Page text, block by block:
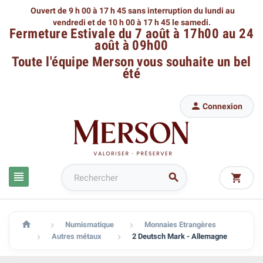
Ouvert de 9 h 00 à 17 h 45 sans interruption du lundi au
vendredi et de 10 h 00 à 17 h 45 le samedi.
Fermeture Estivale du 7 août à 17h00 au 24
août à 09h00
Toute l'équipe Mersonvous souhaite un bel
été
 
 Connexion

  Numismatique  Monnaies Etrangères
 Autres métaux  2 Deutsch Mark - Allemagne